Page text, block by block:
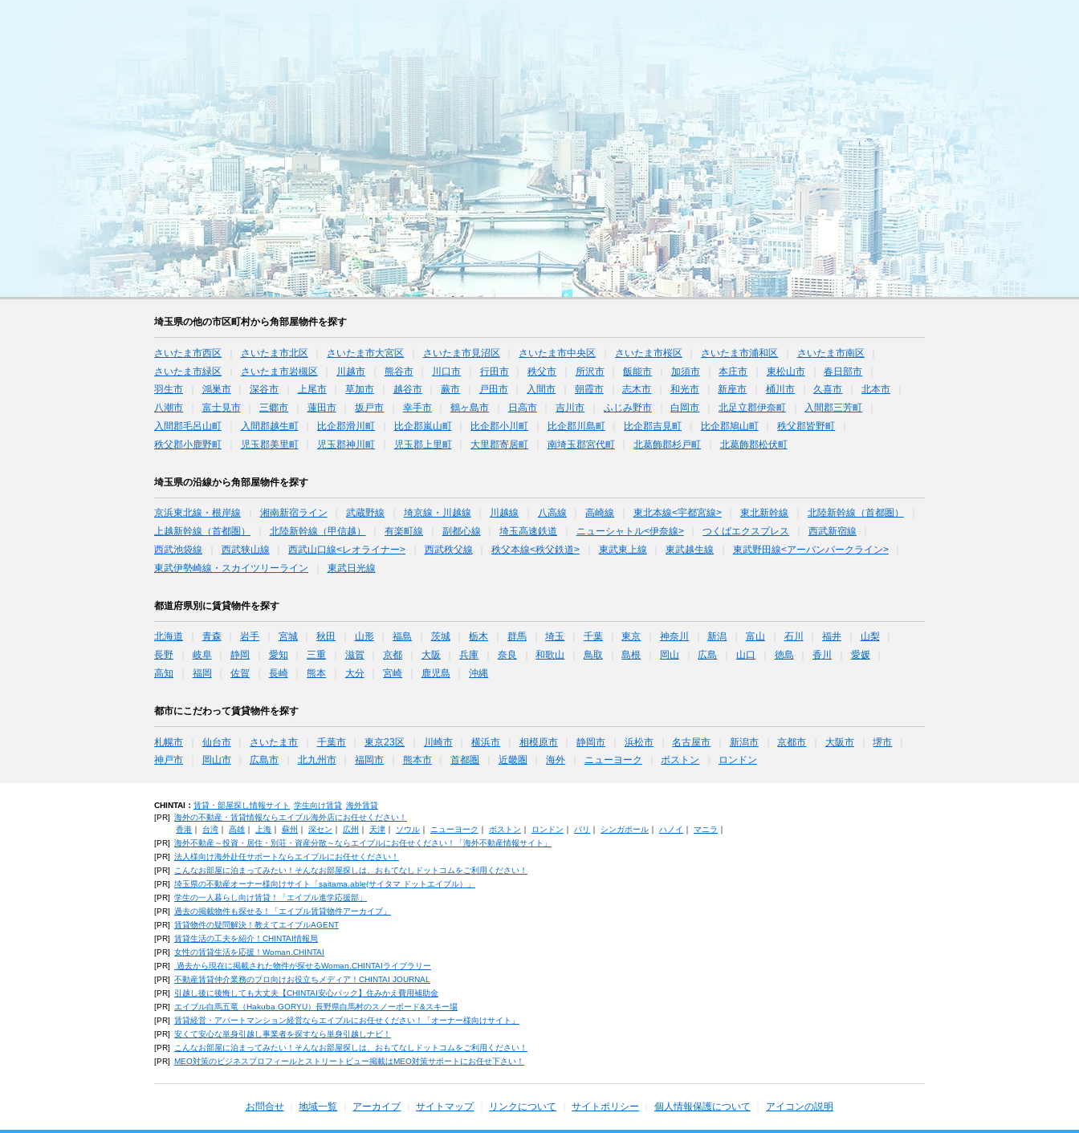
埼玉県の他の市区町村から角部屋物件を探す
さいたま市西区 さいたま市北区 さいたま市大宮区 さいたま市見沼区 さいたま市中央区 さいたま市桜区 さいたま市浦和区
さいたま市南区
さいたま市緑区
さいたま市岩槻区 川越市 熊谷市 川口市 行田市 秩父市 所沢市 飯能市 加須市 本庄市 東松山市
春日部市
羽生市
鴻巣市 深谷市 上尾市 草加市 越谷市 蕨市 戸田市 入間市 朝霞市 志木市 和光市 新座市 桶川市 久喜市
北本市
八潮市
富士見市 三郷市 蓮田市 坂戸市 幸手市 鶴ヶ島市 日高市 吉川市 ふじみ野市 白岡市 北足立郡伊奈町
入間郡三芳町
入間郡毛呂山町
入間郡越生町 比企郡滑川町 比企郡嵐山町 比企郡小川町 比企郡川島町 比企郡吉見町 比企郡鳩山町
秩父郡皆野町
秩父郡小鹿野町
児玉郡美里町 児玉郡神川町 児玉郡上里町 大里郡寄居町 南埼玉郡宮代町 北葛飾郡杉戸町 北葛飾郡松伏町
埼玉県の沿線から角部屋物件を探す
京浜東北線・根岸線 湘南新宿ライン 武蔵野線 埼京線・川越線 川越線 八高線 高崎線 東北本線<宇都宮線> 東北新幹線
北陸新幹線（首都圏）
上越新幹線（首都圏）
北陸新幹線（甲信越） 有楽町線 副都心線 埼玉高速鉄道 ニューシャトル<伊奈線> つくばエクスプレス
西武新宿線
西武池袋線
西武狭山線 西武山口線<レオライナー> 西武秩父線 秩父本線<秩父鉄道> 東武東上線 東武越生線
東武野田線<アーバンパークライン>
東武伊勢崎線・スカイツリーライン
東武日光線
都道府県別に賃貸物件を探す
北海道 青森 岩手 宮城 秋田 山形 福島 茨城 栃木 群馬 埼玉 千葉 東京 神奈川 新潟 富山 石川 福井
山梨
長野
岐阜 静岡 愛知 三重 滋賀 京都 大阪 兵庫 奈良 和歌山 鳥取 島根 岡山 広島 山口 徳島 香川
愛媛
高知
福岡 佐賀 長崎 熊本 大分 宮崎 鹿児島 沖縄
都市にこだわって賃貸物件を探す
札幌市 仙台市 さいたま市 千葉市 東京23区 川崎市 横浜市 相模原市 静岡市 浜松市 名古屋市 新潟市 京都市 大阪市
堺市
神戸市
岡山市 広島市 北九州市 福岡市 熊本市 首都圏 近畿圏 海外 ニューヨーク ボストン ロンドン
CHINTAI： 賃貸・部屋探し情報サイト 学生向け賃貸 海外賃貸
[PR] 海外の不動産・賃貸情報ならエイブル海外店にお任せください！
香港｜ 台湾｜ 高雄｜ 上海｜ 蘇州 深セン 広州 天津｜ ソウル｜ ニューヨーク ボストン ロンドン パリ シンガポール｜ ハノイ マニラ
[PR] 海外不動産～投資・居住・別荘・資産分散～ならエイブルにお任せください！「海外不動産情報サイト」
[PR] 法人様向け海外赴任サポートならエイブルにお任せください！
[PR]
こんなお部屋に泊まってみたい！そんなお部屋探しは、おもてなしドットコムをご利用ください！
[PR] 埼玉県の不動産オーナー様向けサイト「saitama.able(サイタマ ドットエイブル）」
[PR] 学生の一人暮らし向け賃貸！「エイブル進学応援部」
[PR] 過去の掲載物件も探せる！「エイブル賃貸物件アーカイブ」
[PR] 賃貸物件の疑問解決！教えてエイブルAGENT
[PR] 賃貸生活の工夫を紹介！CHINTAI情報局
[PR] 女性の賃貸生活を応援！Woman.CHINTAI
[PR]
過去から現在に掲載された物件が探せるWoman.CHINTAIライブラリー
[PR] 不動産賃貸仲介業務のプロ向けお役立ちメディア！CHINTAI JOURNAL
[PR]
引越し後に後悔しても大丈夫【CHINTAI安心パック】住みかえ費用補助金
[PR] エイブル白馬五竜（Hakuba GORYU）長野県白馬村のスノーボード&スキー場
[PR] 賃貸経営・アパートマンション経営ならエイブルにお任せください！「オーナー様向けサイト」
[PR] 安くて安心な単身引越し事業者を探すなら単身引越しナビ！
[PR]
こんなお部屋に泊まってみたい！そんなお部屋探しは、おもてなしドットコムをご利用ください！
[PR] MEO対策のビジネスプロフィールとストリートビュー掲載はMEO対策サポートにお任せ下さい！
お問合せ 地域一覧 アーカイブ サイトマップ リンクについて サイトポリシー 個人情報保護について アイコンの説明